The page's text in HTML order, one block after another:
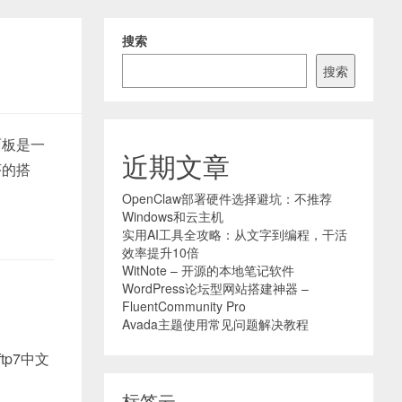
是一
搭
中文
搜索
搜索
近期文章
OpenClaw部署硬件选择避坑：不推荐
Windows和云主机
实用AI工具全攻略：从文字到编程，干活
效率提升10倍
WitNote – 开源的本地笔记软件
WordPress论坛型网站搭建神器 –
FluentCommunity Pro
Avada主题使用常见问题解决教程